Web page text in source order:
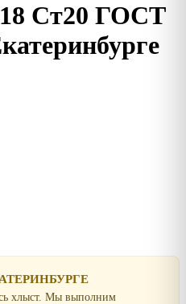
Ст20 ГОСТ
хлыст. Мы выполним